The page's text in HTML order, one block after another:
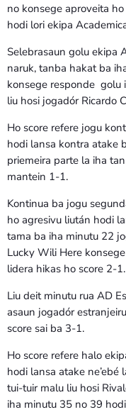
no konsege aproveita
hodi lori ekipa
Selebrasaun golu ekipa
naruk, tanba hakat ba
konsege responde golu
liu hosi jogadór Ricardo
Ho score refere jogu
hodi lansa kontra atake
priemeira parte la iha
mantein 1-1.
Kontinua ba jogu
ho agresivu liután hodi
tama ba iha minutu 22
Lucky Wili Here
lidera hikas ho score 2-1.
Liu deit minutu rua AD
asaun jogadór
score sai ba 3-1.
Ho score refere halo
hodi lansa atake
tui-tuir malu liu hosi
iha minutu 35 no 39